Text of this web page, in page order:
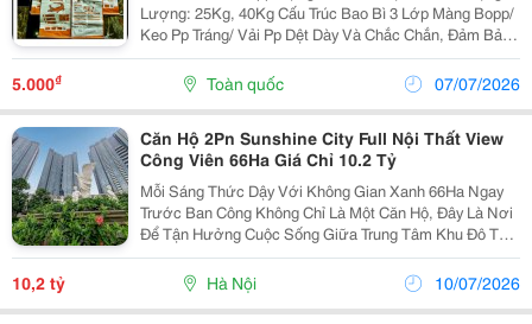
Lượng: 25Kg, 40Kg Cấu Trúc Bao Bì 3 Lớp Màng Bopp/
Keo Pp Tráng/ Vải Pp Dệt Dày Và Chắc Chắn, Đảm Bảo
Không Bị Bung/Bể Trong Quá Trình Đóng Gói Và Vận
Chuyển Hàng Hóa, Đồng Thời Tăng Khả Năng Chống...
5.000₫ Toàn quốc 07/07/2026
Căn Hộ 2Pn Sunshine City Full Nội Thất View
Công Viên 66Ha Giá Chỉ 10.2 Tỷ
Mỗi Sáng Thức Dậy Với Không Gian Xanh 66Ha Ngay
Trước Ban Công Không Chỉ Là Một Căn Hộ, Đây Là Nơi
Để Tận Hưởng Cuộc Sống Giữa Trung Tâm Khu Đô Thị
Ciputra. Căn Hộ 2 Phòng Ngủ Tại Sunshine City Sở
Hữu: Diện Tích 85.6M&Sup2;. Thiết Kế 2Pn - 2Wc...
10,2 tỷ Hà Nội 10/07/2026